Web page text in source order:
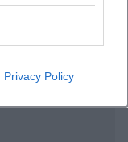
Privacy Policy